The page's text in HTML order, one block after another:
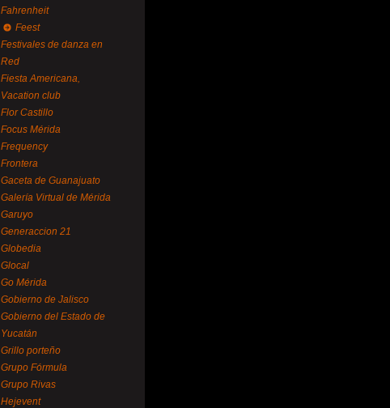
Fahrenheit
Feest
Festivales de danza en
Red
Fiesta Americana,
Vacation club
Flor Castillo
Focus Mérida
Frequency
Frontera
Gaceta de Guanajuato
Galería Virtual de Mérida
Garuyo
Generaccion 21
Globedia
Glocal
Go Mérida
Gobierno de Jalisco
Gobierno del Estado de
Yucatán
Grillo porteño
Grupo Fórmula
Grupo Rivas
Hejevent